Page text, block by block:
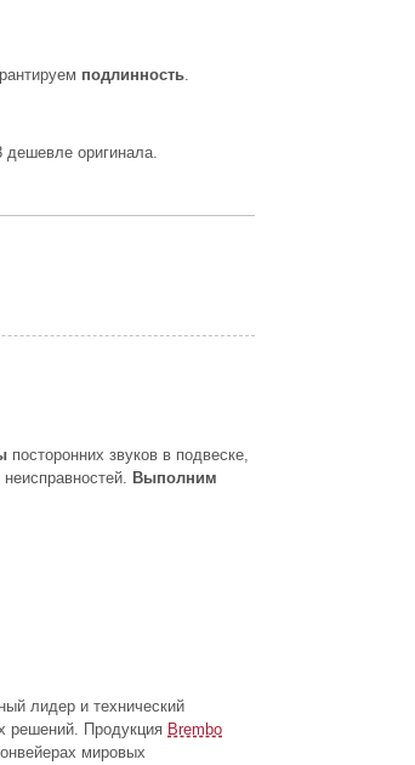
подлинность.
дешевле оригинала.
посторонних звуков в подвеске,
Выполним
лидер и технический
решений. Продукция Brembo
мировых